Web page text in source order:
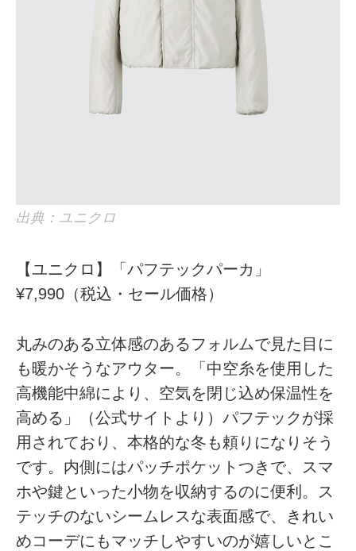
出典：ユニクロ
【ユニクロ】「パフテックパーカ」
¥7,990（税込・セール価格）
丸みのある立体感のあるフォルムで見た目に
も暖かそうなアウター。「中空糸を使用した
高機能中綿により、空気を閉じ込め保温性を
高める」（公式サイトより）パフテックが採
用されており、本格的な冬も頼りになりそう
です。内側にはパッチポケットつきで、スマ
ホや鍵といった小物を収納するのに便利。ス
テッチのないシームレスな表面感で、きれい
めコーデにもマッチしやすいのが嬉しいとこ